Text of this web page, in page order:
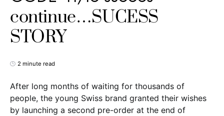
continue…SUCESS
STORY
2 minute read
After long months of waiting for thousands of
people, the young Swiss brand granted their wishes
by launching a second pre-order at the end of